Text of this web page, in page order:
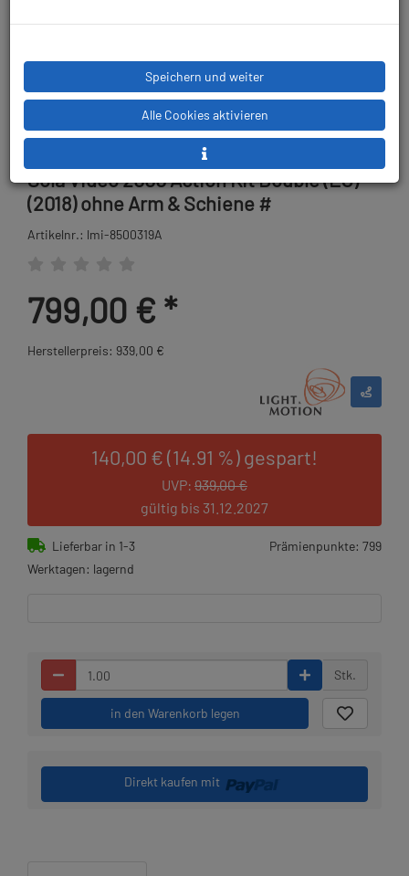
Sola Video 2000 Action Kit Double (EU)
(2018) ohne Arm & Schiene #
Artikelnr.: lmi-8500319A
799,00 € *
Herstellerpreis: 939,00 €
140,00 € (14.91 %) gespart!
UVP: 939,00 €
gültig bis 31.12.2027
Lieferbar in 1-3
Werktagen: lagernd
Prämienpunkte: 799
Stk.
in den Warenkorb legen
Direkt kaufen mit
Speichern und weiter
Alle Cookies aktivieren